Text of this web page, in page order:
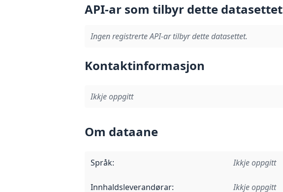
API-ar som tilbyr dette datasettet
Ingen registrerte API-ar tilbyr dette datasettet.
Kontaktinformasjon
Ikkje oppgitt
Om dataane
Språk: Ikkje oppgitt
Innhaldsleverandørar: Ikkje oppgitt